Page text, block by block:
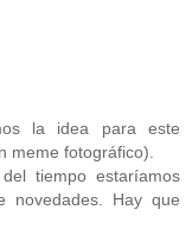
la idea para este
meme fotográfico).
tiempo estaríamos
novedades. Hay que